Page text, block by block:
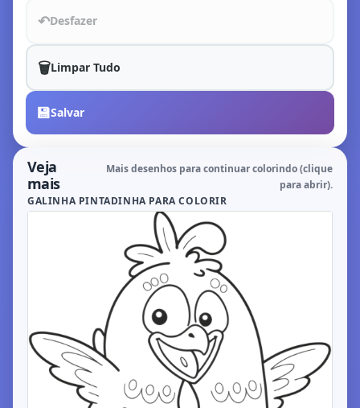
↶Desfazer
🗑️Limpar Tudo
💾Salvar
Veja
mais
Mais desenhos para continuar colorindo (clique
para abrir).
GALINHA PINTADINHA PARA COLORIR